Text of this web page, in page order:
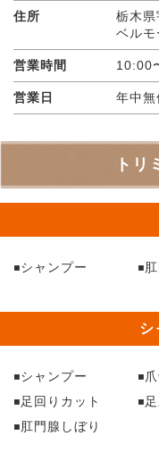
住所
栃木
ベル
営業時間 10:00
営業日 年中無
ト
シャンプー
シ
シャンプー
足回りカット
肛門腺しぼり